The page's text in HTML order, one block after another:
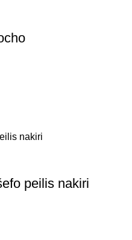
peilis nakiri